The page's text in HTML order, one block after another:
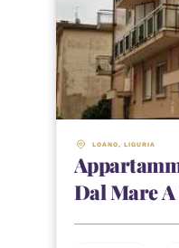
LOANO, LIGURIA
Dal Mare